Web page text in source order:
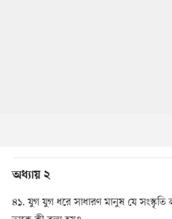
অধ্যায় ২
৪১. যুগ যুগ ধরে সাধারণ মানুষ যে